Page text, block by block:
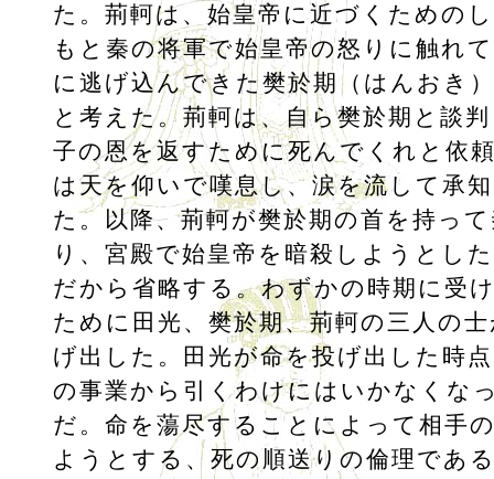
た。荊軻は、始皇帝に近づくための
もと秦の将軍で始皇帝の怒りに触れ
に逃げ込んできた樊於期（はんおき
と考えた。荊軻は、自ら樊於期と談
子の恩を返すために死んでくれと依
は天を仰いで嘆息し、涙を流して承
た。以降、荊軻が樊於期の首を持っ
り、宮殿で始皇帝を暗殺しようとし
だから省略する。わずかの時期に受
ために田光、樊於期、荊軻の三人の
げ出した。田光が命を投げ出した時
の事業から引くわけにはいかなくな
だ。命を蕩尽することによって相手
ようとする、死の順送りの倫理であ